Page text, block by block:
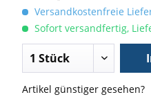
Versandkostenfreie
Sofort versandfertig,
Artikel günstiger gesehen?